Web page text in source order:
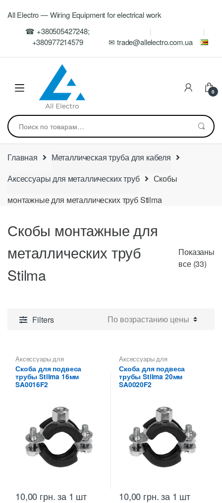
navigation
All Electro — Wiring Equipment for electrical work
☎ +380505427248;
+380977214579
✉ trade@allelectro.com.ua
0
Искать:
Главная
Металлическая труба для кабеля
Аксессуары для металлических труб
Скобы
монтажные для металлических труб Stilma
Скобы монтажные для
металлических труб
Stilma
Показаны
все (33)
Filters
Аксессуары для
металлических труб
монтажные для
металлических труб Stilma
Скоба для подвеса
трубы Stilma 16мм
SA0016F2
10,00 грн. за 1 шт
Аксессуары для
металлических труб
монтажные для
металлических труб Stilma
Скоба для подвеса
трубы Stilma 20мм
SA0020F2
10,00 грн. за 1 шт